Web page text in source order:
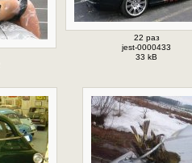
22 раз
jest-0000433
33 kB